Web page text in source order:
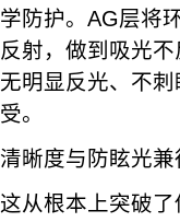
学防护。AG层将
反射，做到吸光
无明显反光、不
受。
清晰度与防眩光
这从根本上突破